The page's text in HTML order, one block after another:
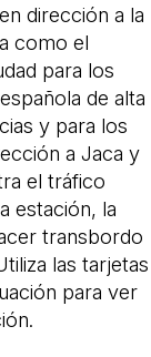
dirección a la
como el
para los
de alta
y para los
a Jaca y
el tráfico
estación, la
transbordo
las tarjetas
para ver